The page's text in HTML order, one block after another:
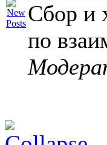
Сбор и
по